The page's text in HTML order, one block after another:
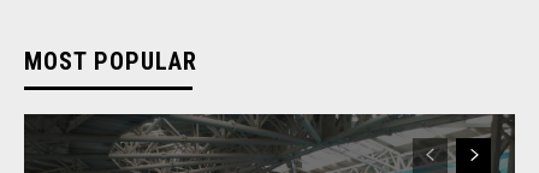
MOST POPULAR